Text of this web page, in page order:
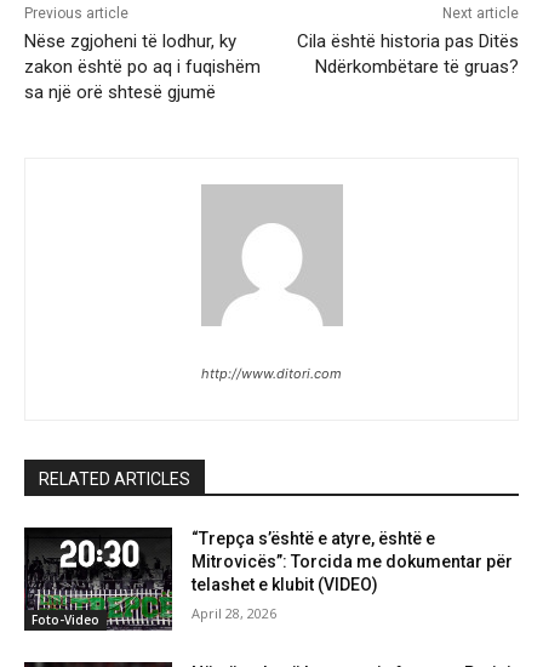
Previous article
Nëse zgjoheni të lodhur, ky
zakon është po aq i fuqishëm
sa një orë shtesë gjumë
Next article
Cila është historia pas Ditës
Ndërkombëtare të gruas?
http://www.ditori.com
RELATED ARTICLES
Foto-Video
“Trepça s’është e atyre, është e
Mitrovicës”: Torcida me dokumentar për
telashet e klubit (VIDEO)
April 28, 2026